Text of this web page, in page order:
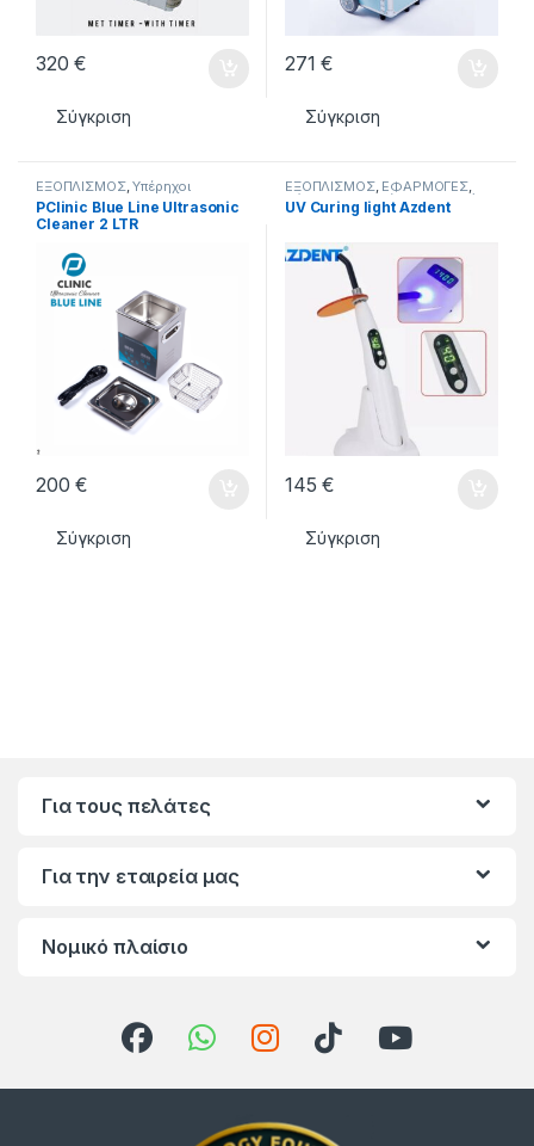
320€
Σύγκριση
271€
Σύγκριση
ΕΞΟΠΛΙΣΜΟΣ,Υπέρηχοι
PClinic Blue Line Ultrasonic
Cleaner 2 LTR
200€
Σύγκριση
ΕΞΟΠΛΙΣΜΟΣ, ΕΦΑΡΜΟΓΕΣ
Νάρθηκες Τιτανίου Φωτισμός
UV Curing light Azdent
145€
Σύγκριση
Για τους πελάτες
Για την εταιρεία μας
Νομικό πλαίσιο